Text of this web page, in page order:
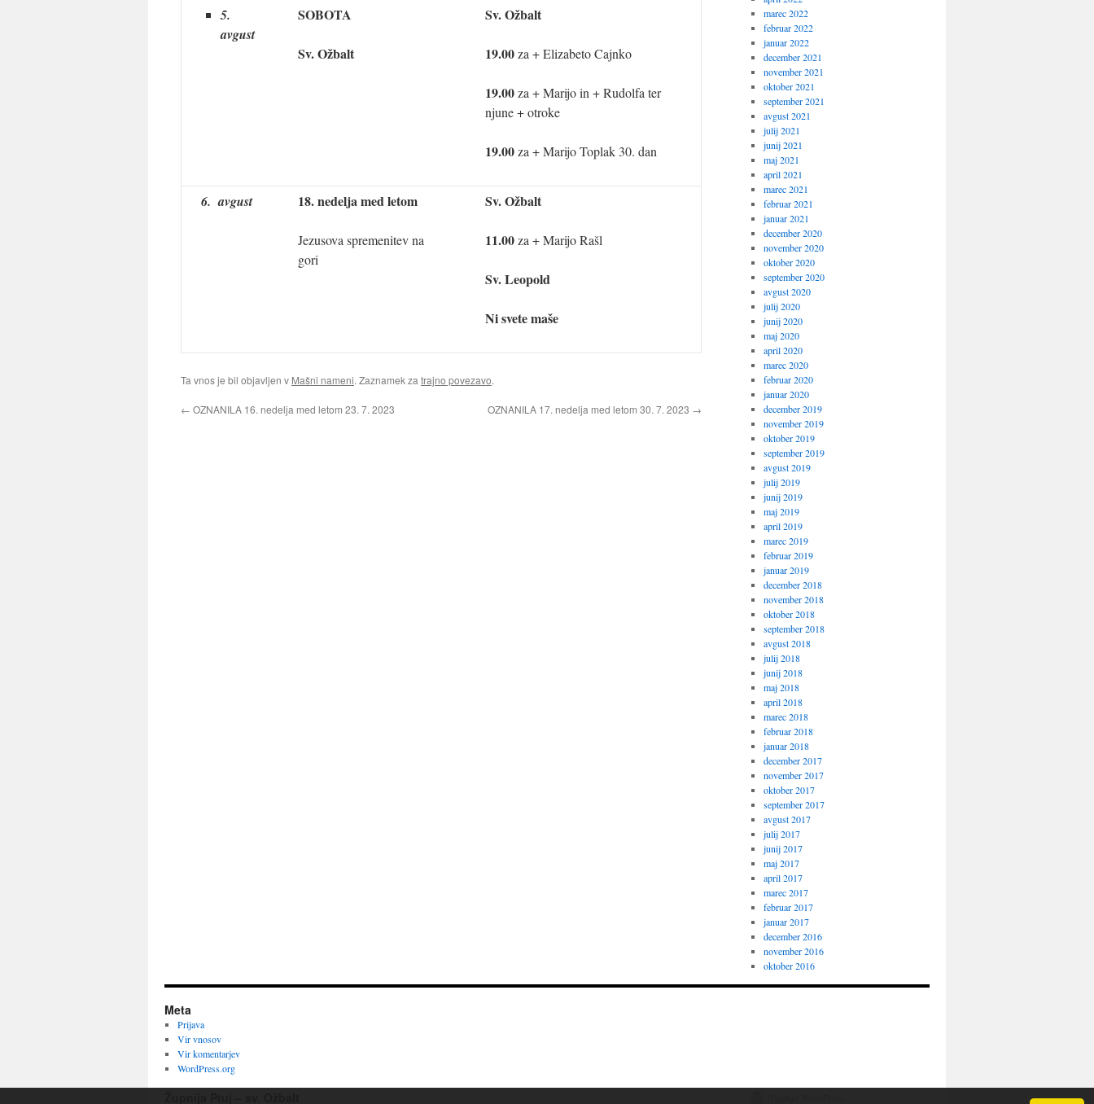
5.
avgust
SOBOTA
Sv. Ožbalt
Sv. Ožbalt
19.00za + Elizabeto Cajnko
19.00za + Marijo in + Rudolfa ter
njune + otroke
19.00za + Marijo Toplak 30. dan
6. avgust 18. nedelja med letom
Jezusova spremenitev na
gori
Sv. Ožbalt
11.00za + Marijo Rašl
Sv. Leopold
Ni svete maše
Ta vnos je bil objavljen v Mašni nameni. Zaznamek za trajno povezavo.
← OZNANILA 16. nedelja med letom 23. 7. 2023 OZNANILA 17. nedelja med letom 30. 7. 2023 →
marec 2022
februar 2022
januar 2022
december 2021
november 2021
oktober 2021
september 2021
avgust 2021
julij 2021
junij 2021
maj 2021
april 2021
marec 2021
februar 2021
januar 2021
december 2020
november 2020
oktober 2020
september 2020
avgust 2020
julij 2020
junij 2020
maj 2020
april 2020
marec 2020
februar 2020
januar 2020
december 2019
november 2019
oktober 2019
september 2019
avgust 2019
julij 2019
junij 2019
maj 2019
april 2019
marec 2019
februar 2019
januar 2019
december 2018
november 2018
oktober 2018
september 2018
avgust 2018
julij 2018
junij 2018
maj 2018
april 2018
marec 2018
februar 2018
januar 2018
december 2017
november 2017
oktober 2017
september 2017
avgust 2017
julij 2017
junij 2017
maj 2017
april 2017
marec 2017
februar 2017
januar 2017
december 2016
november 2016
oktober 2016
Meta
Prijava
Vir vnosov
Vir komentarjev
WordPress.org